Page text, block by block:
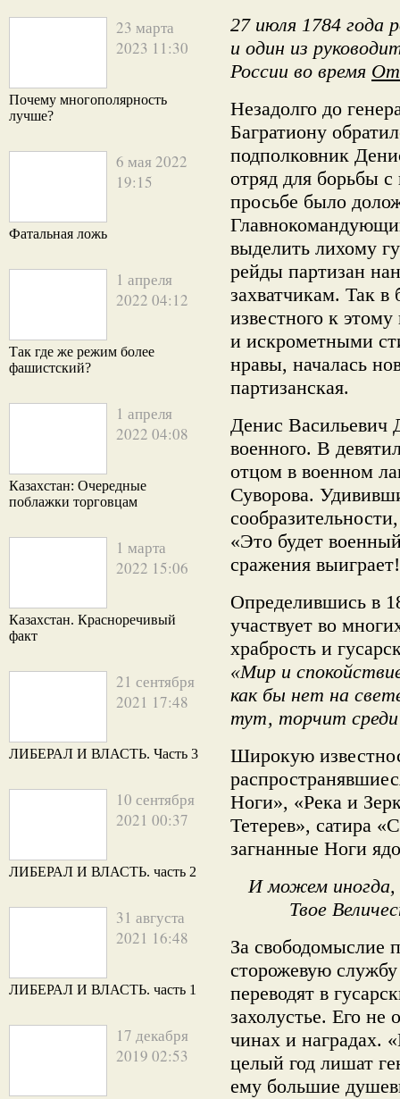
23 марта
2023 11:30
Почему многополярность
лучше?
6 мая 2022
19:15
Фатальная ложь
1 апреля
2022 04:12
Так где же режим более
фашистский?
1 апреля
2022 04:08
Казахстан: Очередные
поблажки торговцам
1 марта
2022 15:06
Казахстан. Красноречивый
факт
21 сентября
2021 17:48
ЛИБЕРАЛ И ВЛАСТЬ. Часть 3
10 сентября
2021 00:37
ЛИБЕРАЛ И ВЛАСТЬ. часть 2
31 августа
2021 16:48
ЛИБЕРАЛ И ВЛАСТЬ. часть 1
17 декабря
2019 02:53
27 июля 1784 года
и один из
России во время
Незадолго до
Багратиону
подполковник
отряд для борьбы
просьбе было
выделить лихому
рейды партизан
захватчикам. Так
известного к
и искрометными
нравы, началась
партизанская.
Денис Васильевич
военного. В
отцом в военном
Суворова.
«Это будет
сражения
Определившись в
участвует во
храбрость и
«Мир и
как бы нет на
тут, торчит среди
Широкую
Ноги», «Река и
Тетерев», сатира
загнанные Ноги
И можем
Твое
За свободомыслие
сторожевую
переводят в
захолустье. Его не
чинах и наградах.
целый год лишат
ему большие